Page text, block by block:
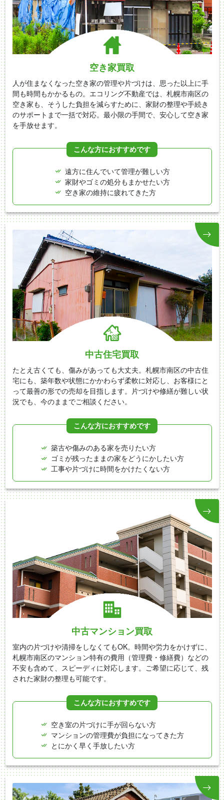
空き家買取
人が住まなくなった空き家の管理や片づけは、思った以上に手
間も時間もかかるもの。エコリング不動産では、札幌市南区の
空き家も、そうした負担を減らすために、家財の整理や手続き
のサポートまで一括で対応。最小限の手間で、安心して空き家
を手放せます。
こんな方におすすめです
遠方に住んでいて管理が難しい方
家財やゴミの処分もまかせたい方
空き家の維持に疲れてきた方
中古住宅買取
たとえ古くても、傷みがあっても大丈夫。札幌市南区の中古住
宅にも、築年数や状態にかかわらず柔軟に対応し、お客様にと
って最善の形での売却を目指します。片づけや修繕が難しい状
況でも、今のままでご相談ください。
こんな方におすすめです
築古や傷みのある家を売りたい方
ゴミが残ったままの家をどうにかしたい方
工事や片づけに時間をかけたくない方
中古マンション買取
室内の片づけや清掃をしなくてもOK。時間や労力をかけずに、
札幌市南区のマンション特有の費用（管理費・修繕費）などの
不安も含めて、スピーディに対応します。ご希望に応じて、残
された家財の整理も可能です。
こんな方におすすめです
空き室の片づけに手が回らない方
マンションの管理費が負担になってきた方
とにかく早く手放したい方